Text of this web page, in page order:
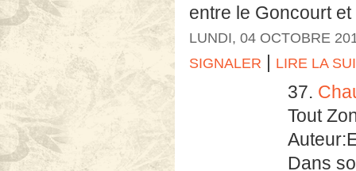
entre le Goncourt et
LUNDI, 04 OCTOBRE
SIGNALER | LIRE LA
37.
Tout
Dans